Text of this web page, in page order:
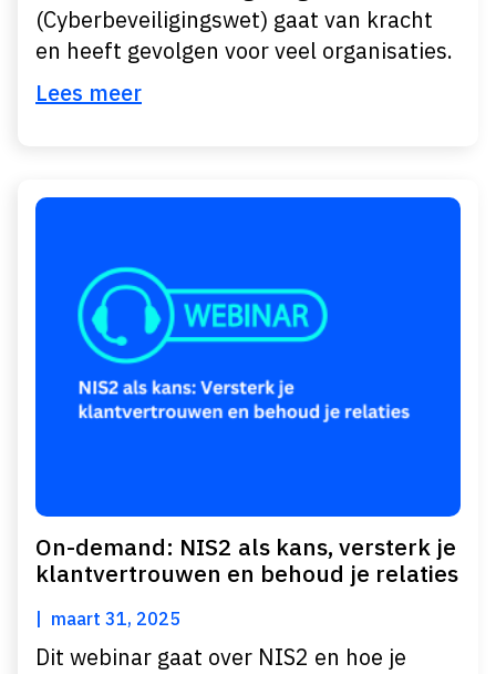
(Cyberbeveiligingswet) gaat van kracht
en heeft gevolgen voor veel organisaties.
Lees meer
On-demand: NIS2 als kans, versterk je
klantvertrouwen en behoud je relaties
maart 31, 2025
Dit webinar gaat over NIS2 en hoe je